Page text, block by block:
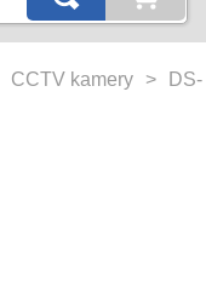
CCTV kamery >
DS-